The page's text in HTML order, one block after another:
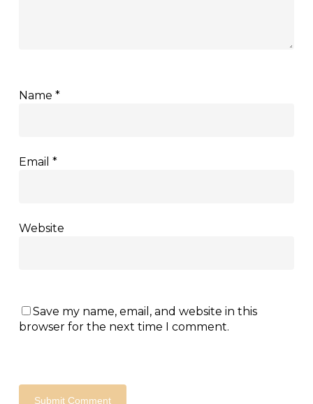
Name *
Email *
Website
Save my name, email, and website in this
browser for the next time I comment.